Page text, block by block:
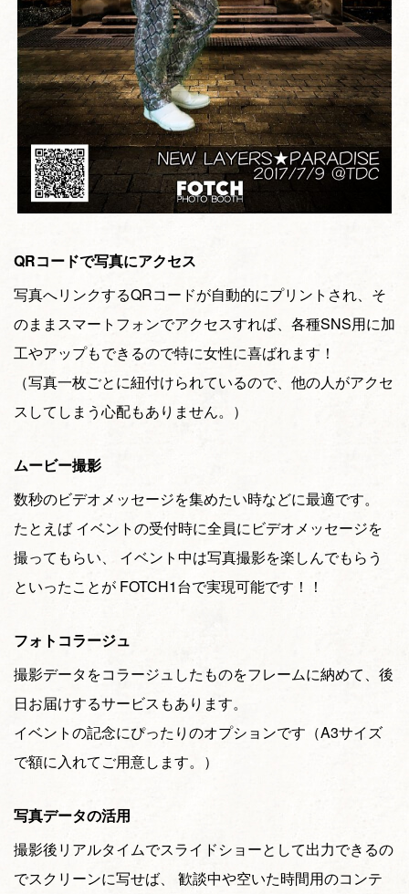
QRコードで写真にアクセス
写真へリンクするQRコードが自動的にプリントされ、そ
のままスマートフォンでアクセスすれば、各種SNS用に加
工やアップもできるので特に女性に喜ばれます！
（写真一枚ごとに紐付けられているので、他の人がアクセ
スしてしまう心配もありません。）
ムービー撮影
数秒のビデオメッセージを集めたい時などに最適です。
たとえば イベントの受付時に全員にビデオメッセージを
撮ってもらい、 イベント中は写真撮影を楽しんでもらう
といったことが FOTCH1台で実現可能です！！
フォトコラージュ
撮影データをコラージュしたものをフレームに納めて、後
日お届けするサービスもあります。
イベントの記念にぴったりのオプションです（A3サイズ
で額に入れてご用意します。）
写真データの活用
撮影後リアルタイムでスライドショーとして出力できるの
でスクリーンに写せば、 歓談中や空いた時間用のコンテ